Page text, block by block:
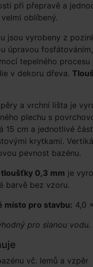
při přepravě a
oblíbený.
jsou vyrobeny z
úpravou
tepelného procesu
v dekoru dřeva.
a vrchní lišta je
plechu s
15 cm a jednotlivé
krytkami.
pevnost bazénu.
0,3 mm je
barvě bez vzoru.
místo pro stavbu: 4,0
pro slanou vodu.
vč. lemů a vzpěr